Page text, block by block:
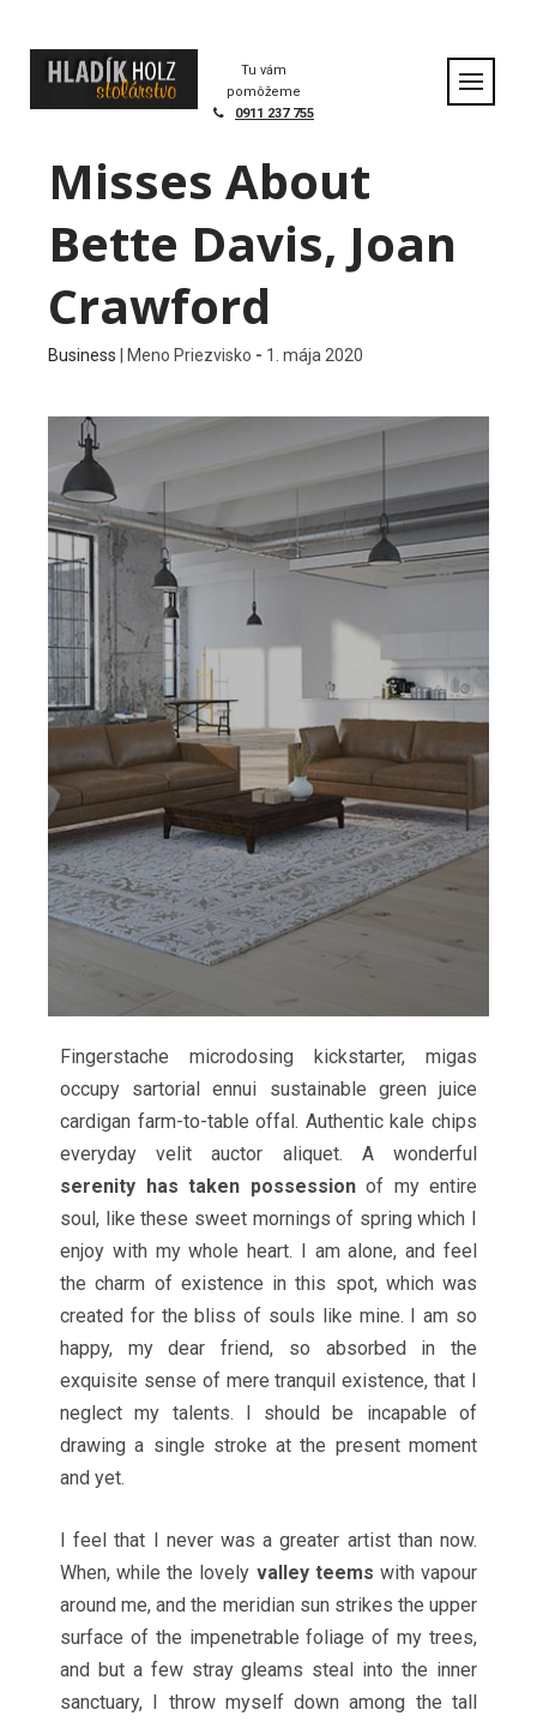
Tu vám
pomôžeme
0911 237 755
Misses About
Bette Davis, Joan
Crawford
Business Meno Priezvisko - 1. mája 2020
Fingerstache microdosing kickstarter, migas
occupy sartorial ennui sustainable green juice
cardigan farm-to-table offal. Authentic kale chips
everyday velit auctor aliquet. A wonderful
serenity has taken possessionof my entire
soul, like these sweet mornings of spring which I
enjoy with my whole heart. I am alone, and feel
the charm of existence in this spot, which was
created for the bliss of souls like mine. I am so
happy, my dear friend, so absorbed in the
exquisite sense of mere tranquil existence, that I
neglect my talents. I should be incapable of
drawing a single stroke at the present moment
and yet.
I feel that I never was a greater artist than now.
When, while the lovely valley teems with vapour
around me, and the meridian sun strikes the upper
surface of the impenetrable foliage of my trees,
and but a few stray gleams steal into the inner
sanctuary, I throw myself down among the tall